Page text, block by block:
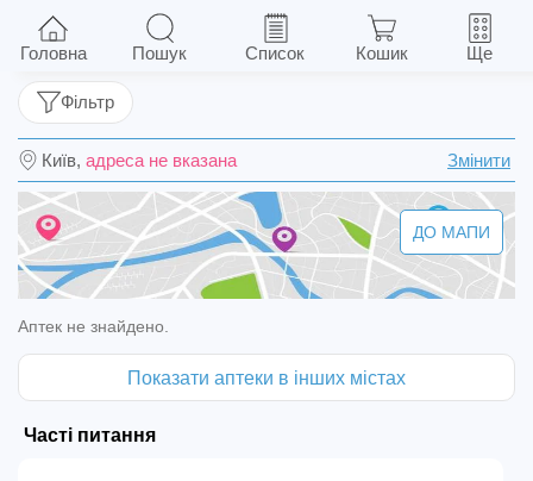
Крем сонцезахисний Hirudo Derm Sun Protect
Kids дитячий SPF 75 150 мл
Київ, адреса не вказана Змінити
Фільтр
ДО МАПИ
Аптек не знайдено.
Показати аптеки в інших містах
Часті питання
Головна Пошук Список Кошик Ще